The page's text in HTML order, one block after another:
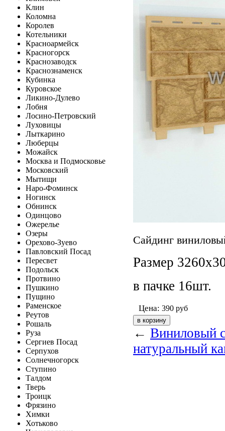
Клин
Коломна
Королев
Котельники
Красноармейск
Красногорск
Краснозаводск
Краснознаменск
Кубинка
Куровское
Ликино-Дулево
Лобня
Лосино-Петровский
Луховицы
Лыткарино
Люберцы
Можайск
Москва и Подмосковье
Московский
Мытищи
Наро-Фоминск
Ногинск
Обнинск
Одинцово
Ожерелье
Озеры
Орехово-Зуево
Павловский Посад
Пересвет
Подольск
Протвино
Пушкино
Пущино
Раменское
Реутов
Рошаль
Руза
Сергиев Посад
Серпухов
Солнечногорск
Ступино
Талдом
Тверь
Троицк
Фрязино
Химки
Хотьково
Сайдинг
Размер
в пачке 16шт.
Цена: 390 руб
← Виниловый
натуральный